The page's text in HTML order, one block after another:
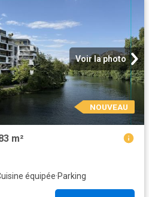
Voir la photo
NOUVEAU
m²
équipée·Parking